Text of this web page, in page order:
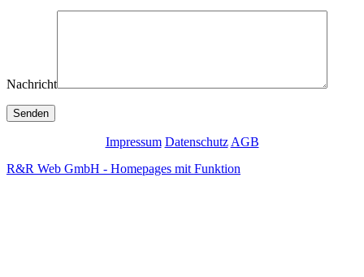
Nachricht
Impressum Datenschutz AGB
R&R Web GmbH - Homepages mit Funktion